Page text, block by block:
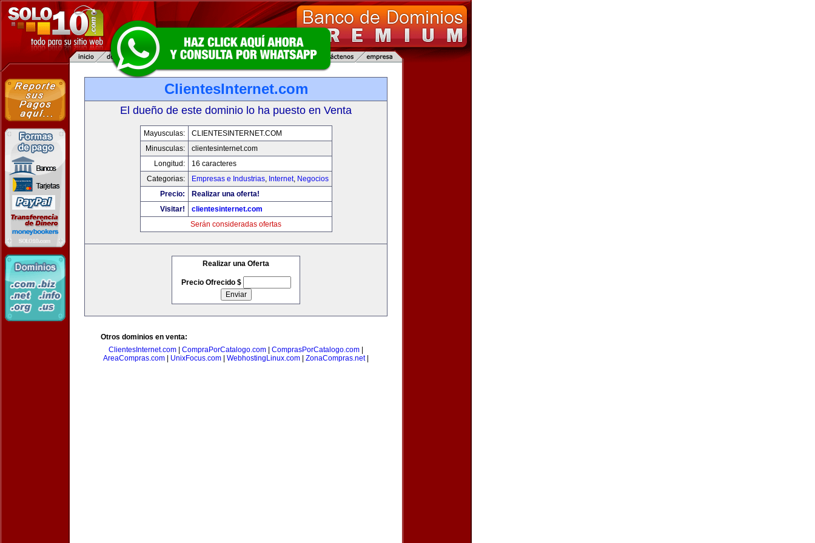
ClientesInternet.com
El dueño de este dominio lo ha puesto en Venta
Mayusculas:
CLIENTESINTERNET.COM
Minusculas:
clientesinternet.com
Longitud:
16 caracteres
Categorias:
Empresas e Industrias, Internet, Negocios
Precio:
Realizar una oferta!
Visitar!
clientesinternet.com
Serán consideradas ofertas
Realizar una Oferta
Precio Ofrecido $
Otros dominios en venta:
ClientesInternet.com
CompraPorCatalogo.com ComprasPorCatalogo.com
AreaCompras.com
UnixFocus.com WebhostingLinux.com ZonaCompras.net|